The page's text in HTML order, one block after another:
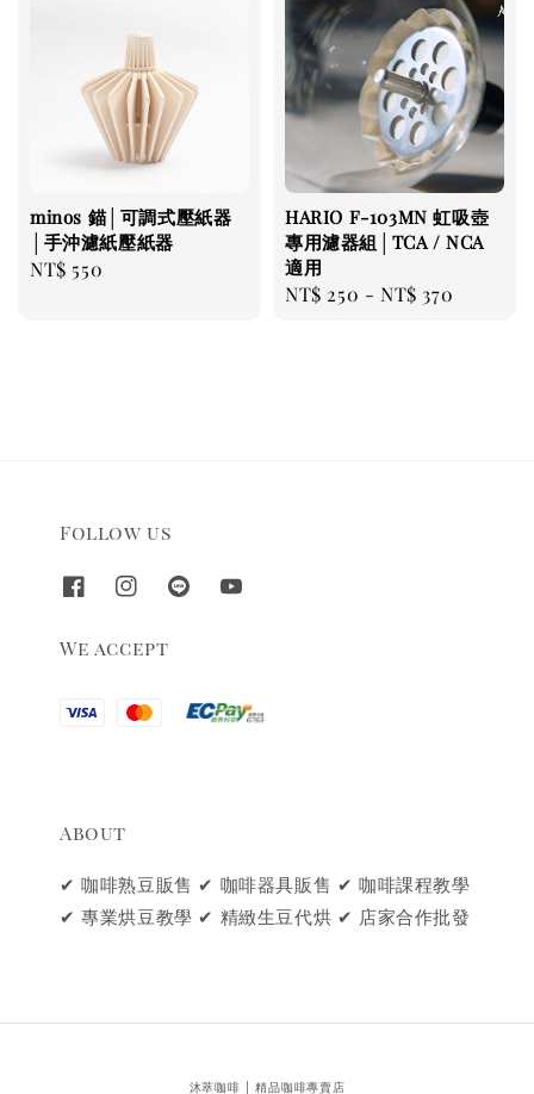
minos 錨│可調式壓紙器
│手沖濾紙壓紙器
Regular
NT$ 550
HARIO F-103MN 虹吸壺
專用濾器組│TCA / NCA
適用
Regular
NT$ 250 -NT$ 370
Follow us
We accept
About
✔ 咖啡熟豆販售 ✔ 咖啡器具販售 ✔ 咖啡課程教學
✔ 專業烘豆教學 ✔ 精緻生豆代烘 ✔ 店家合作批發
沐萃咖啡 │ 精品咖啡專賣店